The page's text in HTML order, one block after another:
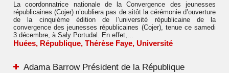
La coordonnatrice nationale de la Convergence des jeunesses
républicaines (Cojer) n’oubliera pas de sitôt la cérémonie d’ouverture
de la cinquième édition de l’université républicaine de la
convergence des jeunesses républicaines (Cojer), tenue ce samedi
3 décembre, à Saly Portudal. En effet,...
Huées, République, Thérèse Faye, Université
Adama Barrow Président de la République